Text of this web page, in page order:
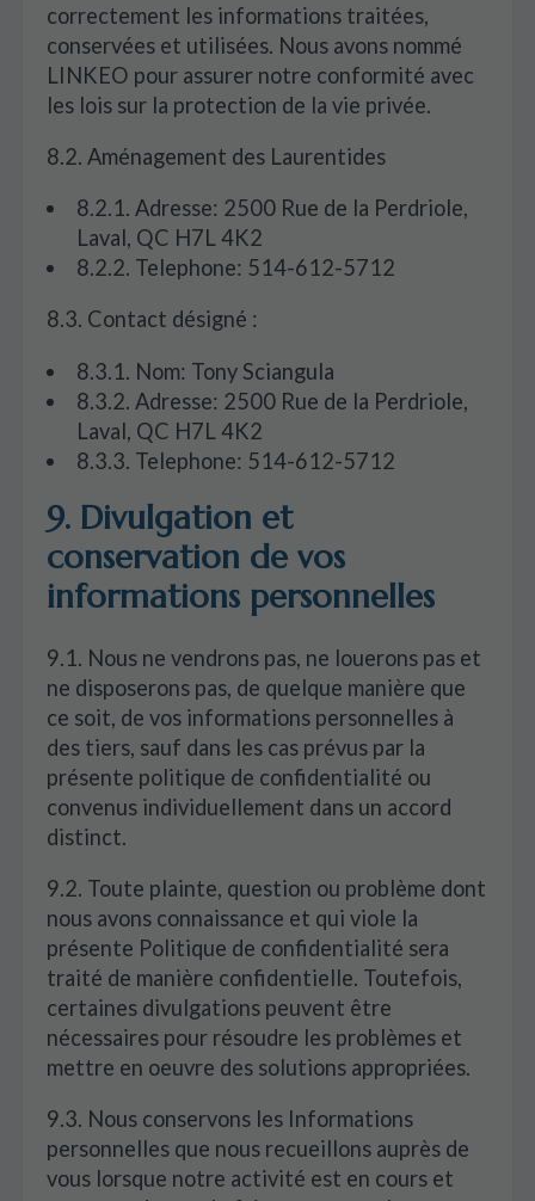
correctement les informations traitées,
conservées et utilisées. Nous avons nommé
LINKEO pour assurer notre conformité avec
les lois sur la protection de la vie privée.
8.2. Aménagement des Laurentides
8.2.1. Adresse: 2500 Rue de la Perdriole,
Laval, QC H7L 4K2
8.2.2. Telephone: 514-612-5712
8.3. Contact désigné :
8.3.1. Nom: Tony Sciangula
8.3.2. Adresse: 2500 Rue de la Perdriole,
Laval, QC H7L 4K2
8.3.3. Telephone: 514-612-5712
9. Divulgation et
conservation de vos
informations personnelles
9.1. Nous ne vendrons pas, ne louerons pas et
ne disposerons pas, de quelque manière que
ce soit, de vos informations personnelles à
des tiers, sauf dans les cas prévus par la
présente politique de confidentialité ou
convenus individuellement dans un accord
distinct.
9.2. Toute plainte, question ou problème dont
nous avons connaissance et qui viole la
présente Politique de confidentialité sera
traité de manière confidentielle. Toutefois,
certaines divulgations peuvent être
nécessaires pour résoudre les problèmes et
mettre en oeuvre des solutions appropriées.
9.3. Nous conservons les Informations
personnelles que nous recueillons auprès de
vous lorsque notre activité est en cours et